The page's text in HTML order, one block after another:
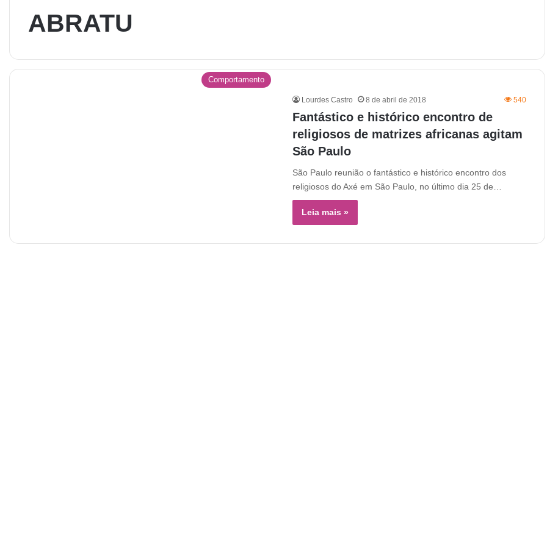
ABRATU
Comportamento
Lourdes Castro 8 de abril de 2018 540
Fantástico e histórico encontro de
religiosos de matrizes africanas agitam
São Paulo
São Paulo reunião o fantástico e histórico encontro dos
religiosos do Axé em São Paulo, no último dia 25 de…
Leia mais »